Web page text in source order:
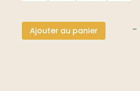
-
Ajouter au panier